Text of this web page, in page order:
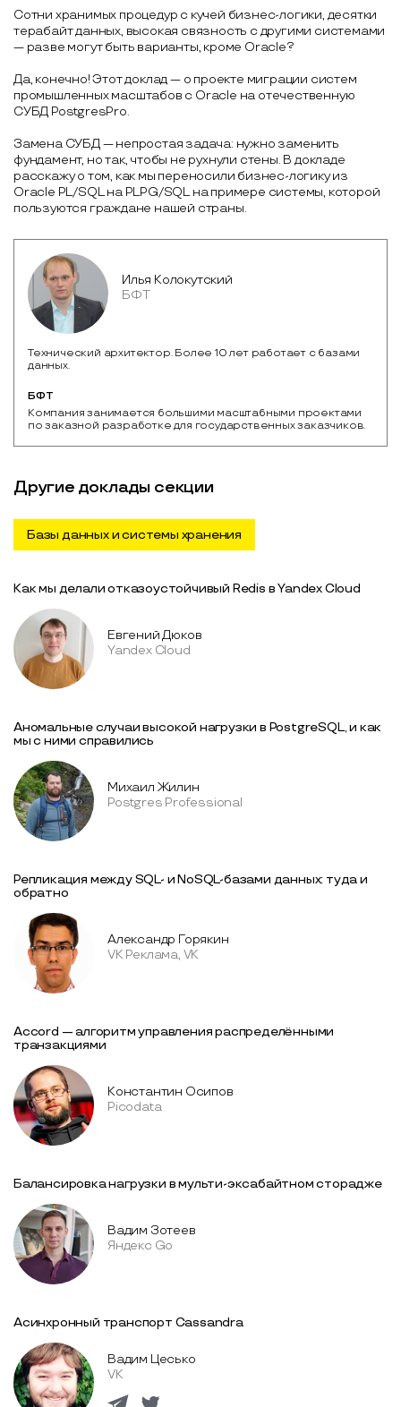
Сотни хранимых процедур с кучей бизнес-логики, десятки
терабайт данных, высокая связность с другими системами
— разве могут быть варианты, кроме Oracle?
Да, конечно! Этот доклад — о проекте миграции систем
промышленных масштабов с Oracle на отечественную
СУБД PostgresPro.
Замена СУБД — непростая задача: нужно заменить
фундамент, но так, чтобы не рухнули стены. В докладе
расскажу о том, как мы переносили бизнес-логику из
Oracle PL/SQL на PLPG/SQL на примере системы, которой
пользуются граждане нашей страны.
Илья Колокутский
БФТ
Технический архитектор. Более 10 лет работает с базами
данных.
БФТ
Компания занимается большими масштабными проектами
по заказной разработке для государственных заказчиков.
Другие доклады секции
Базы данных и системы хранения
Как мы делали отказоустойчивый Redis в Yandex Cloud
Евгений Дюков
Yandex Cloud
Аномальные случаи высокой нагрузки в PostgreSQL, и как
мы с ними справились
Михаил Жилин
Postgres Professional
Репликация между SQL- и NoSQL-базами данных: туда и
обратно
Александр Горякин
VK Реклама, VK
Accord — алгоритм управления распределёнными
транзакциями
Константин Осипов
Picodata
Балансировка нагрузки в мульти-эксабайтном сторадже
Вадим Зотеев
Яндекс Go
Асинхронный транспорт Cassandra
Вадим Цесько
VK